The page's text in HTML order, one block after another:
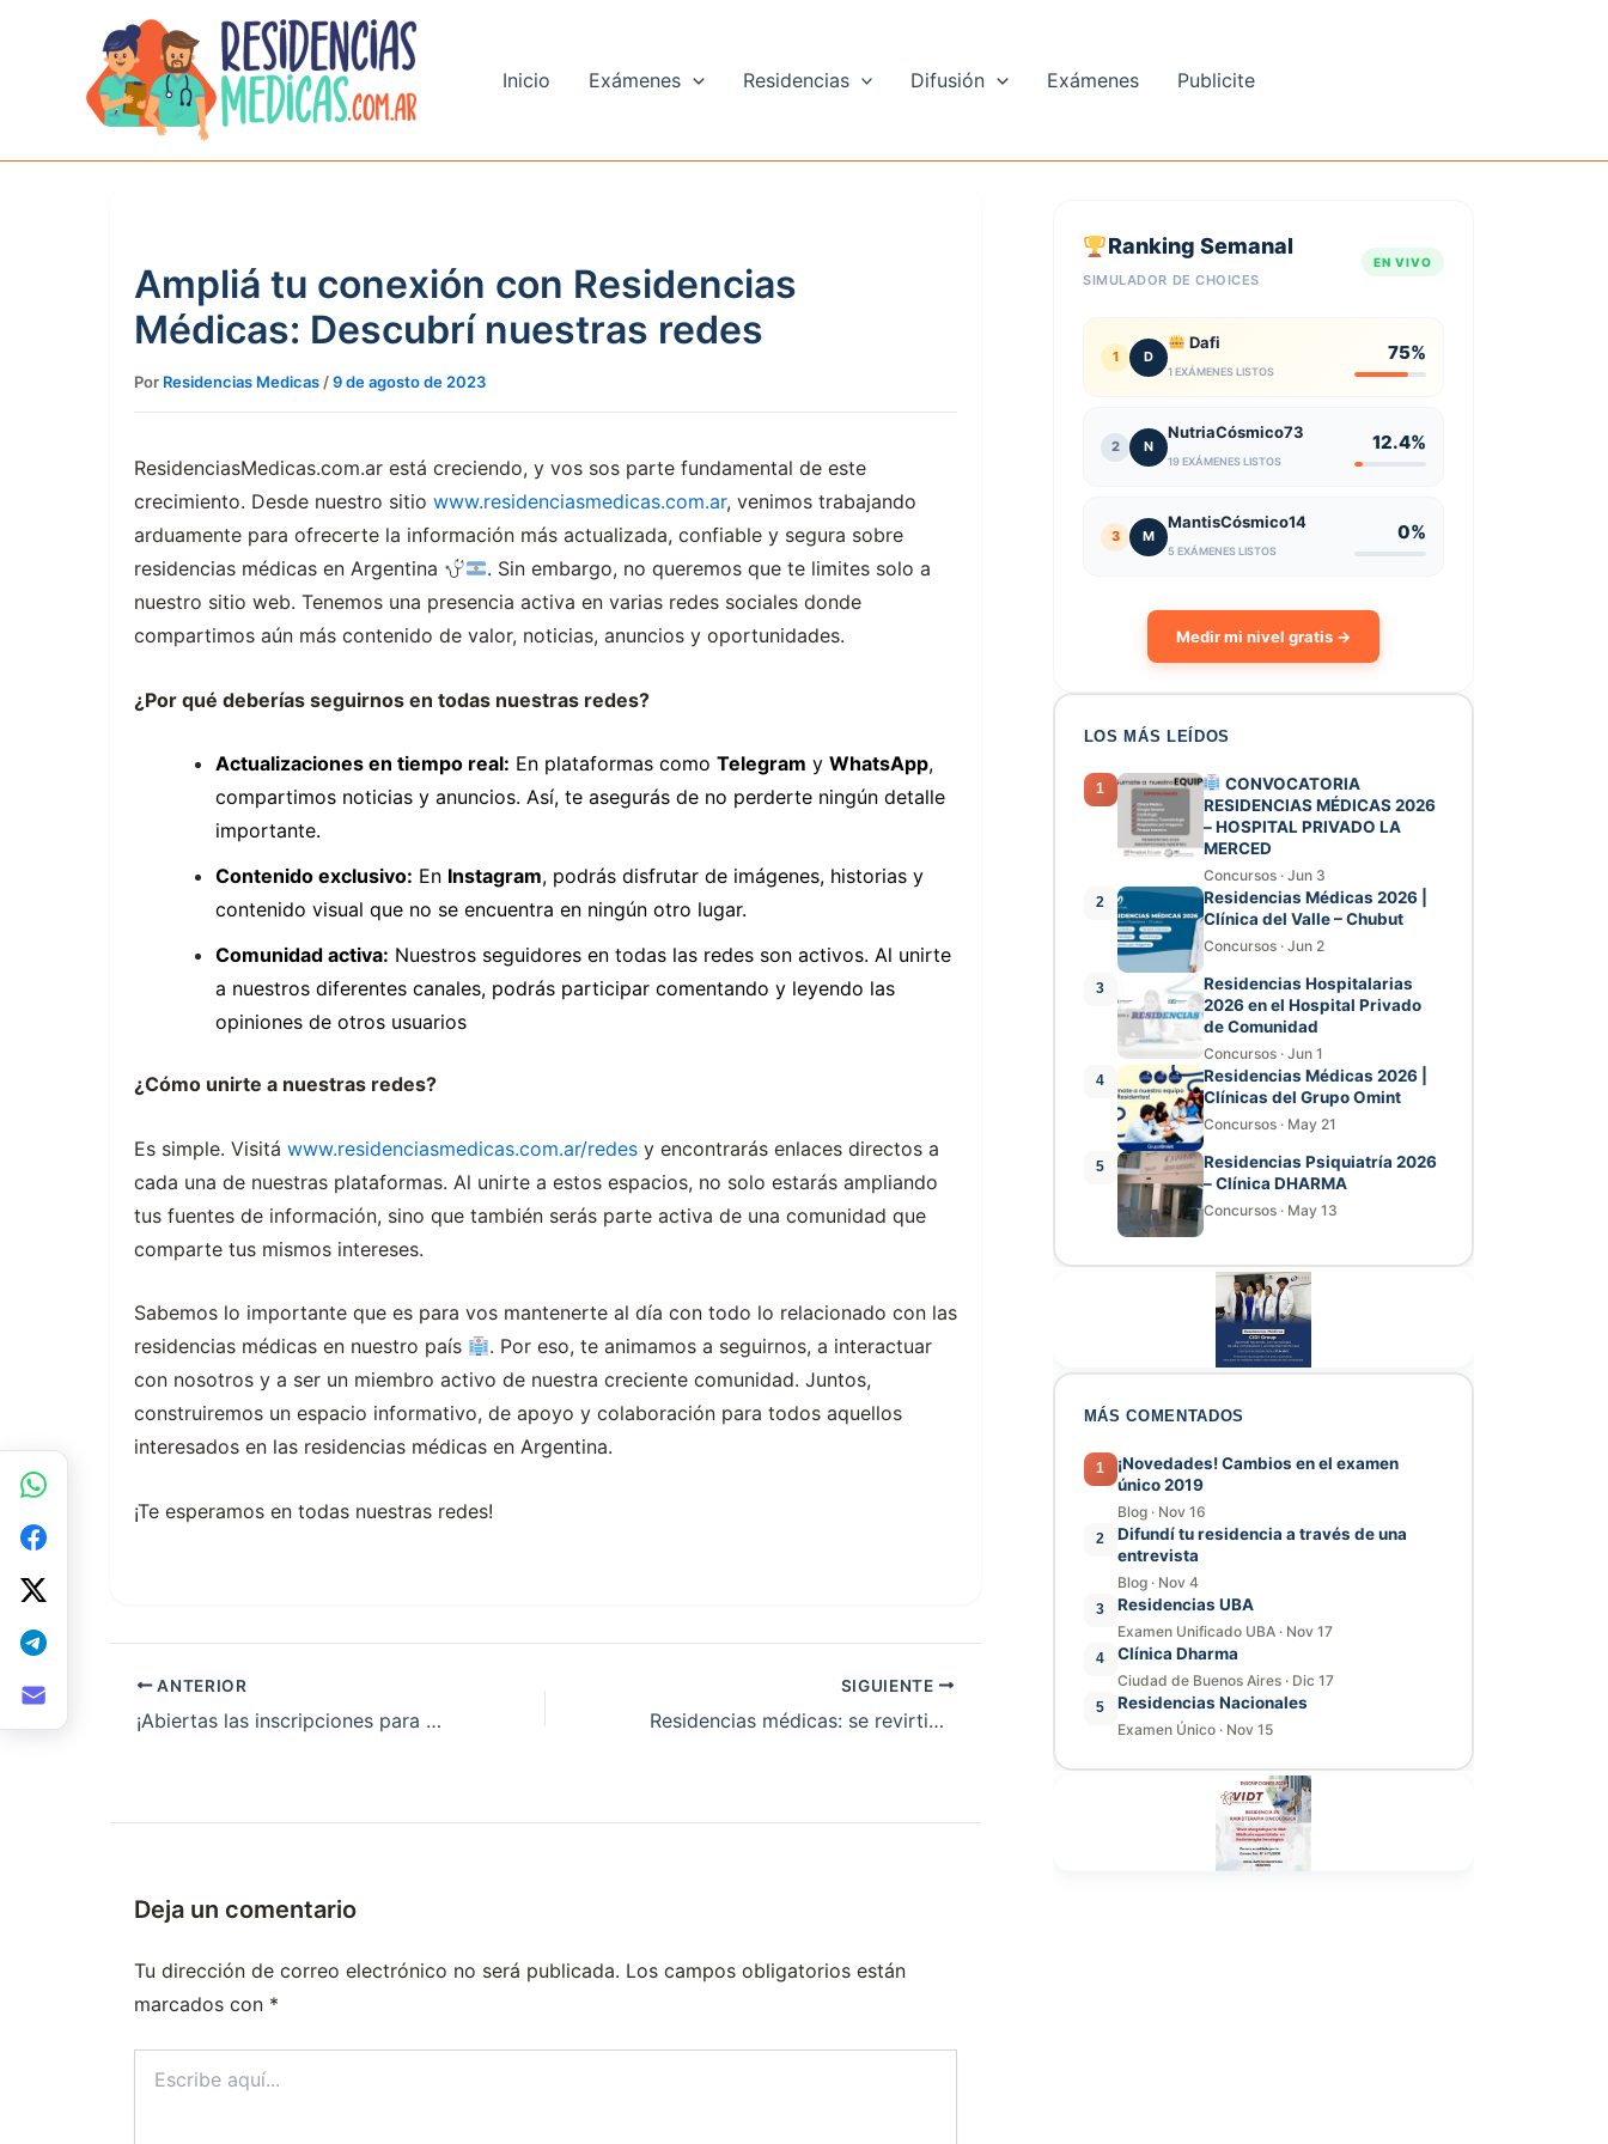
Inicio Exámenes Residencias Difusión Exámenes Publicite
Ampliá tu conexión con Residencias
Médicas: Descubrí nuestras redes
Por Residencias Medicas /9 de agosto de 2023
ResidenciasMedicas.com.ar está creciendo, y vos sos parte fundamental de este
crecimiento. Desde nuestro sitio www.residenciasmedicas.com.ar, venimos trabajando
arduamente para ofrecerte la información más actualizada, confiable y segura sobre
residencias médicas en Argentina
. Sin embargo, no queremos que te limites solo a
nuestro sitio web. Tenemos una presencia activa en varias redes sociales donde
compartimos aún más contenido de valor, noticias, anuncios y oportunidades.
¿Por qué deberías seguirnos en todas nuestras redes?
Actualizaciones en tiempo real: En plataformas como Telegram y WhatsApp,
compartimos noticias y anuncios. Así, te asegurás de no perderte ningún detalle
importante.
Contenido exclusivo: En Instagram, podrás disfrutar de imágenes, historias y
contenido visual que no se encuentra en ningún otro lugar.
Comunidad activa: Nuestros seguidores en todas las redes son activos. Al unirte
a nuestros diferentes canales, podrás participar comentando y leyendo las
opiniones de otros usuarios
¿Cómo unirte a nuestras redes?
Es simple. Visitá www.residenciasmedicas.com.ar/redes y encontrarás enlaces directos a
cada una de nuestras plataformas. Al unirte a estos espacios, no solo estarás ampliando
tus fuentes de información, sino que también serás parte activa de una comunidad que
comparte tus mismos intereses.
Sabemos lo importante que es para vos mantenerte al día con todo lo relacionado con las
residencias médicas en nuestro país
. Por eso, te animamos a seguirnos, a interactuar
con nosotros y a ser un miembro activo de nuestra creciente comunidad. Juntos,
construiremos un espacio informativo, de apoyo y colaboración para todos aquellos
interesados en las residencias médicas en Argentina.
¡Te esperamos en todas nuestras redes!
ANTERIOR
¡Abiertas las inscripciones para residencias médicas en Hospital Nuestra Sra. De La Merced, acreditado por UBA!
SIGUIENTE
Residencias médicas: se revirtió la tendencia negativa en provincia de Buenos Aires y pediatría suma 78 % más de cargos
Deja un comentario
Tu dirección de correo electrónico no será publicada. Los campos obligatorios están
marcados con *
aquí...
Ranking Semanal
SIMULADOR DE CHOICES
EN VIVO
1 D
Dafi
1 EXÁMENES LISTOS
75%
2 N
NutriaCósmico73
19 EXÁMENES LISTOS
12.4%
3 M
MantisCósmico14
5 EXÁMENES LISTOS
0%
Medir mi nivel gratis →
LOS MÁS LEÍDOS
1
CONVOCATORIA
RESIDENCIAS MÉDICAS 2026
– HOSPITAL PRIVADO LA
MERCED
Concursos · Jun 3
2
Residencias Médicas 2026 |
Clínica del Valle – Chubut
Concursos · Jun 2
3
Residencias Hospitalarias
2026 en el Hospital Privado
de Comunidad
Concursos · Jun 1
4
Residencias Médicas 2026 |
Clínicas del Grupo Omint
Concursos · May 21
5
Residencias Psiquiatría 2026
– Clínica DHARMA
Concursos · May 13
MÁS COMENTADOS
1
¡Novedades! Cambios en el examen
único 2019
Blog · Nov 16
2
Difundí tu residencia a través de una
entrevista
Blog · Nov 4
3 Residencias UBA
Examen Unificado UBA · Nov 17
4 Clínica Dharma
Ciudad de Buenos Aires · Dic 17
5 Residencias Nacionales
Examen Único · Nov 15